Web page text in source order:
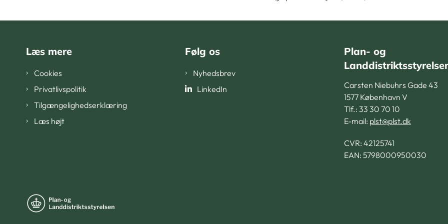
Læs mere
Cookies
Privatlivspolitik
Tilgængelighedserklæring
Læs højt
Følg os
Nyhedsbrev
LinkedIn
Plan- og
Carsten Niebuhrs Gade 43
1577 København V
Tlf.: 33 30 70 10
E-mail: plst@plst.dk
CVR: 42125741
EAN: 5798000950030